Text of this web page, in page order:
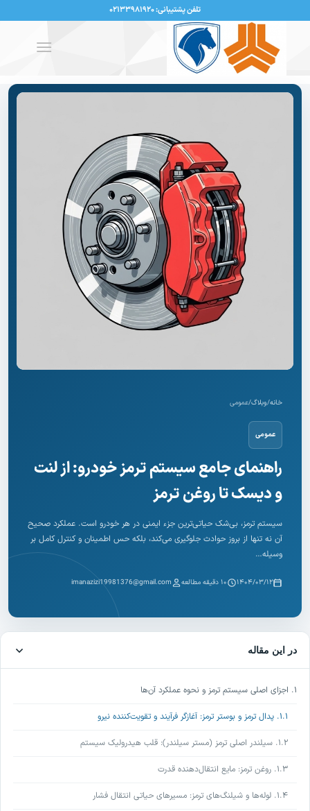
تلفن پشتیبانی: ۰۲۱۳۳۹۸۱۹۲۰
خانه/وبلاگ/عمومی
عمومی
راهنمای جامع سیستم ترمز خودرو: از لنت
و دیسک تا روغن ترمز
سیستم ترمز، بی‌شک حیاتی‌ترین جزء ایمنی در هر خودرو است. عملکرد صحیح
آن نه تنها از بروز حوادث جلوگیری می‌کند، بلکه حس اطمینان و کنترل کامل بر
وسیله…
۱۴۰۴/۰۳/۱۲ ۱۰ دقیقه مطالعه imanazizi19981376@gmail.com
در این مقاله
۱. اجزای اصلی سیستم ترمز و نحوه عملکرد آن‌ها
۱.۱. پدال ترمز و بوستر ترمز: آغازگر فرآیند و تقویت‌کننده نیرو
۱.۲. سیلندر اصلی ترمز (مستر سیلندر): قلب هیدرولیک سیستم
۱.۳. روغن ترمز: مایع انتقال‌دهنده قدرت
۱.۴. لوله‌ها و شیلنگ‌های ترمز: مسیرهای حیاتی انتقال فشار